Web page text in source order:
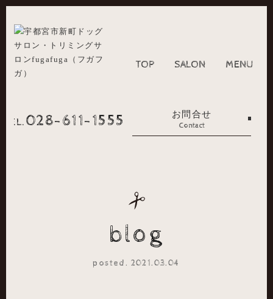
TOP SALON MENU
TEL. 028-611-1555 お問合せ
Contact
blog
posted. 2021.03.04